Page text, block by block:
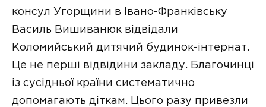
консул Угорщини в Івано-Франківську
Василь Вишиванюк відвідали
Коломийський дитячий будинок-інтернат.
Це не перші відвідини закладу. Благочинці
із сусідньої країни систематично
допомагають діткам. Цього разу привезли